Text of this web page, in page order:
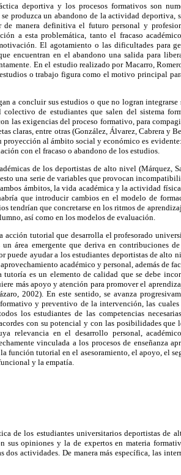
deportiva y los procesos formativos son
produzca un abandono de la actividad deportiva,
manera definitiva el futuro personal y
a esta problemática, tanto el fracaso
El agotamiento o las dificultades para
encuentran en el abandono una salida para
En el estudio realizado por Macarro,
o trabajo figura como el motivo principal
a concluir sus estudios o que no logran
de estudiantes que salen del sistema
las exigencias del proceso formativo, para
claras, entre otras (González, Álvarez, Cabrera y
al ámbito social y económico es
con el fracaso o abandono de los estudios.
de los deportistas de alto nivel (Márquez,
una serie de variables que provocan
ámbitos, la vida académica y la actividad
que introducir cambios en el modelo de
tendrían que concretarse en los ritmos de
así como en los modelos de evaluación.
acción tutorial que desarrolla el profesorado
área emergente que deriva en contribuciones
puede ayudar a los estudiantes deportistas de alto
académico y personal, además de
es un elemento de calidad que se debe
más apoyo y atención para promover el
2002). En este sentido, se avanza
y preventivo de la intervención, las
los estudiantes de las competencias
con su potencial y con las posibilidades
relevancia en el desarrollo personal,
vinculada a los procesos de enseñanza
función tutorial en el asesoramiento, el apoyo, el
y la empatía.
de los estudiantes universitarios deportistas de
sus opiniones y la de expertos en materia
actividades. De manera más específica, las